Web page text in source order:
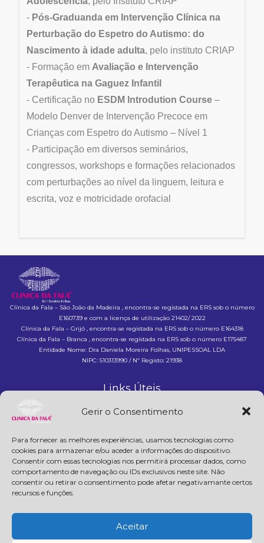
Gerir o Consentimento
Para fornecer as melhores experiências, usamos tecnologias como
cookies para armazenar e/ou aceder a informações do dispositivo.
Consentir com essas tecnologias nos permitirá processar dados, como
comportamento de navegação ou IDs exclusivos neste site. Não
consentir ou retirar o consentimento pode afetar negativamante certos
recursos e funções.
Aceitar
- Pós-Graduanda em Intervenção Clínica na
Perturbação do Espetro do Autismo: do
Nascimento à idade adulta, pelo instituto CRIAP
- Formação em Avaliação e Intervenção
Terapêutica na Gaguez Infantil
- Certificação no ESDM Introdution Course –
Modelo Denver de Intervenção Precoce em
Crianças com Espetro do Autismo – Nível 1
- Participação em diversos seminários,
congressos, workshops e formações relacionados
com perturbações ao nível da linguem, leitura e
escrita, voz e motricidade orofacial
Clínica da Fala – São João da Madeira , encontra-se registada na ERS sob o número
E160739 e com a licença de utilização 21402/ 2022
Clínica da Fala – Grijó , encontra-se registada na ERS sob o número E164318
Clínica da Fala – Branca , encontra-se registada na ERS sob o número E175487
Entidade Nome: Dra Daniela Moreira Folhas, UNIPESSOAL LDA
NIPC: 510313990 / Nº Registo: 21938
Links Úteis
A Clínica
Contactos
Política de privacidade
Livro de reclamações